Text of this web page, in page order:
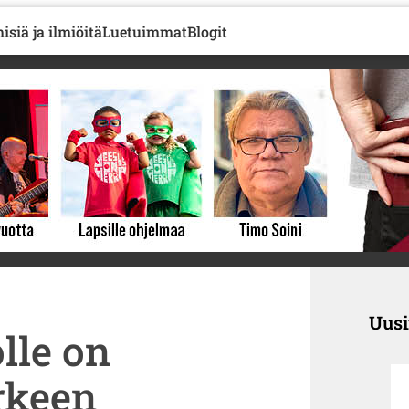
ja ilmiöitäLuetuimmatBlogit
on